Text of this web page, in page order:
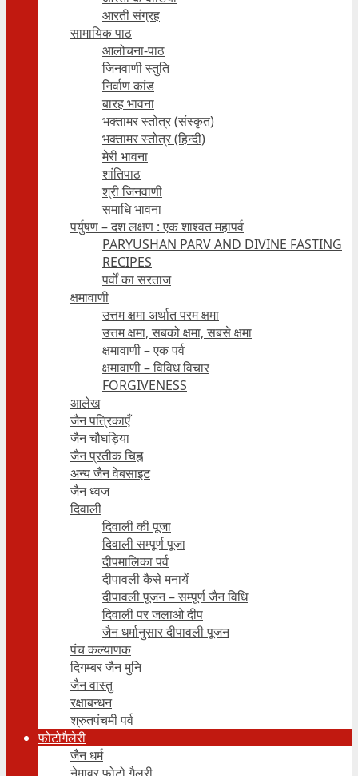
आरती संग्रह
सामायिक पाठ
आलोचना-पाठ
जिनवाणी स्तुति
निर्वाण कांड
बारह भावना
भक्तामर स्तोत्र (संस्कृत)
भक्तामर स्तोत्र (हिन्दी)
मेरी भावना
शांतिपाठ
श्री जिनवाणी
समाधि भावना
पर्युषण – दश लक्षण : एक शाश्वत महापर्व
PARYUSHAN PARV AND DIVINE FASTING
RECIPES
पर्वों का सरताज
क्षमावाणी
उत्तम क्षमा अर्थात परम क्षमा
उत्तम क्षमा, सबको क्षमा, सबसे क्षमा
क्षमावाणी – एक पर्व
क्षमावाणी – विविध विचार
FORGIVENESS
आलेख
जैन पत्रिकाएँ
जैन चौघड़िया
जैन प्रतीक चिह्न
अन्य जैन वेबसाइट
जैन ध्वज
दिवाली
दिवाली की पूजा
दिवाली सम्पूर्ण पूजा
दीपमालिका पर्व
दीपावली कैसे मनायें
दीपावली पूजन – सम्पूर्ण जैन विधि
दिवाली पर जलाओ दीप
जैन धर्मानुसार दीपावली पूजन
पंच कल्याणक
दिगम्बर जैन मुनि
जैन वास्तु
रक्षाबन्धन
श्रुतपंचमी पर्व
फोटोगैलेरी
जैन धर्म